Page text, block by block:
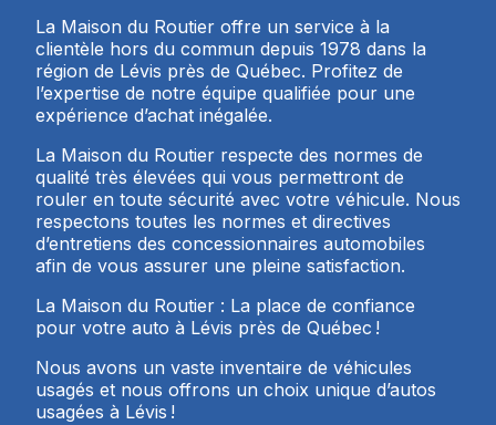
La Maison du Routier offre un service à la
clientèle hors du commun depuis 1978 dans la
région de Lévis près de Québec. Profitez de
l’expertise de notre équipe qualifiée pour une
expérience d’achat inégalée.
La Maison du Routier respecte des normes de
qualité très élevées qui vous permettront de
rouler en toute sécurité avec votre véhicule. Nous
respectons toutes les normes et directives
d’entretiens des concessionnaires automobiles
afin de vous assurer une pleine satisfaction.
La Maison du Routier : La place de confiance
pour votre auto à Lévis près de Québec !
Nous avons un vaste inventaire de véhicules
usagés et nous offrons un choix unique d’autos
usagées à Lévis !